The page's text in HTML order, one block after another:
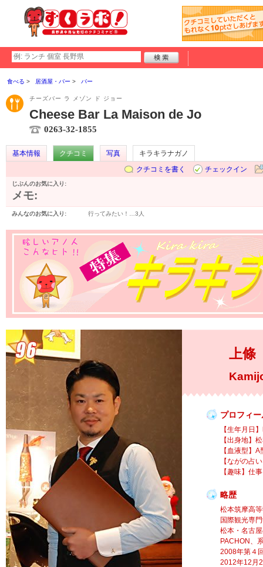
食べる 居酒屋・バー バー
チーズバー ラ メゾン ド ジョー
Cheese Bar La Maison de Jo
0263-32-1855
基本情報 クチコミ 写真
キラキラナガノ
クチコミを書く
チェックイン
じぶんのお気に入り:
メモ:
みんなのお気に入り: 行ってみたい！… 3人
上
プロフィー
【生年月日
【出身地】
【血液型】A
【ながの占
【趣味】仕事
略歴
松本筑摩高
国際観光専
松本・名古
PACHON、
2008年第４
2012年12月